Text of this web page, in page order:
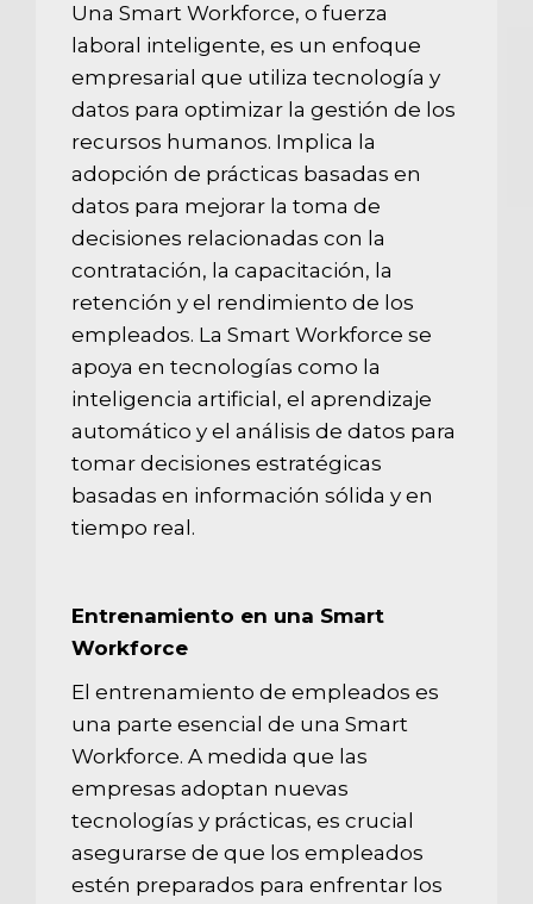
Una Smart Workforce, o fuerza
laboral inteligente, es un enfoque
empresarial que utiliza tecnología y
datos para optimizar la gestión de los
recursos humanos. Implica la
adopción de prácticas basadas en
datos para mejorar la toma de
decisiones relacionadas con la
contratación, la capacitación, la
retención y el rendimiento de los
empleados. La Smart Workforce se
apoya en tecnologías como la
inteligencia artificial, el aprendizaje
automático y el análisis de datos para
tomar decisiones estratégicas
basadas en información sólida y en
tiempo real.
Entrenamiento en una Smart
Workforce
El entrenamiento de empleados es
una parte esencial de una Smart
Workforce. A medida que las
empresas adoptan nuevas
tecnologías y prácticas, es crucial
asegurarse de que los empleados
estén preparados para enfrentar los